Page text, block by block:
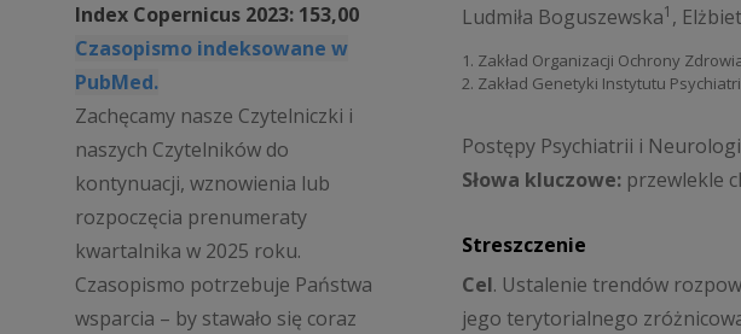
Index Copernicus 2023: 153,00
Czasopismo indeksowane w
PubMed.
Zachęcamy nasze Czytelniczki i
naszych Czytelników do
kontynuacji, wznowienia lub
rozpoczęcia prenumeraty
kwartalnika w 2025 roku.
Czasopismo potrzebuje Państwa
wsparcia – by stawało się coraz
Ludmiła Boguszewska1 ,
1. Zakład Organizacji Ochrony
2. Zakład Genetyki Instytutu
Postępy Psychiatrii i
Słowa kluczowe: przewlekle
Streszczenie
Cel. Ustalenie trendów
jego terytorialnego